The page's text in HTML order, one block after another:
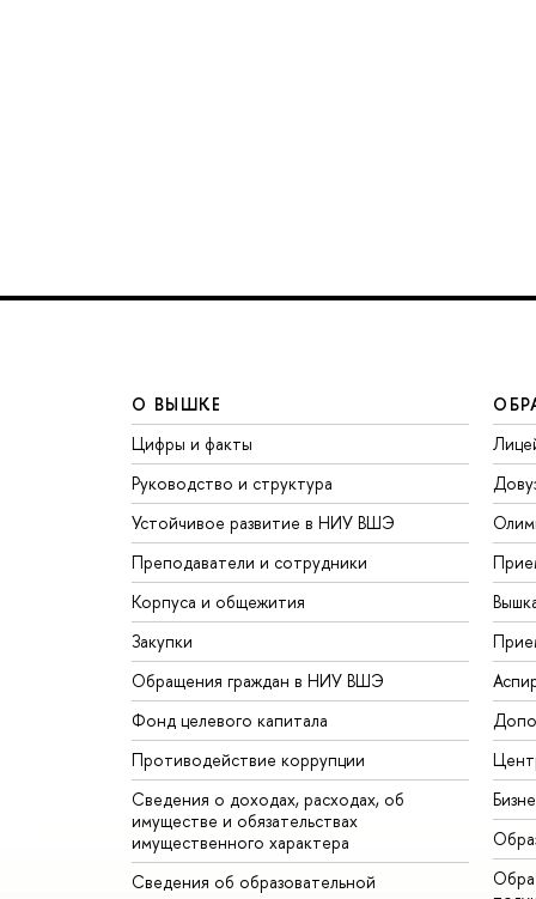
О ВЫШКЕ
Цифры и факты
Руководство и структура
Устойчивое развитие в НИУ ВШЭ
Преподаватели и сотрудники
Корпуса и общежития
Закупки
Обращения граждан в НИУ ВШЭ
Фонд целевого капитала
Противодействие коррупции
Сведения о доходах, расходах, об
имуществе и обязательствах
имущественного характера
Сведения об образовательной